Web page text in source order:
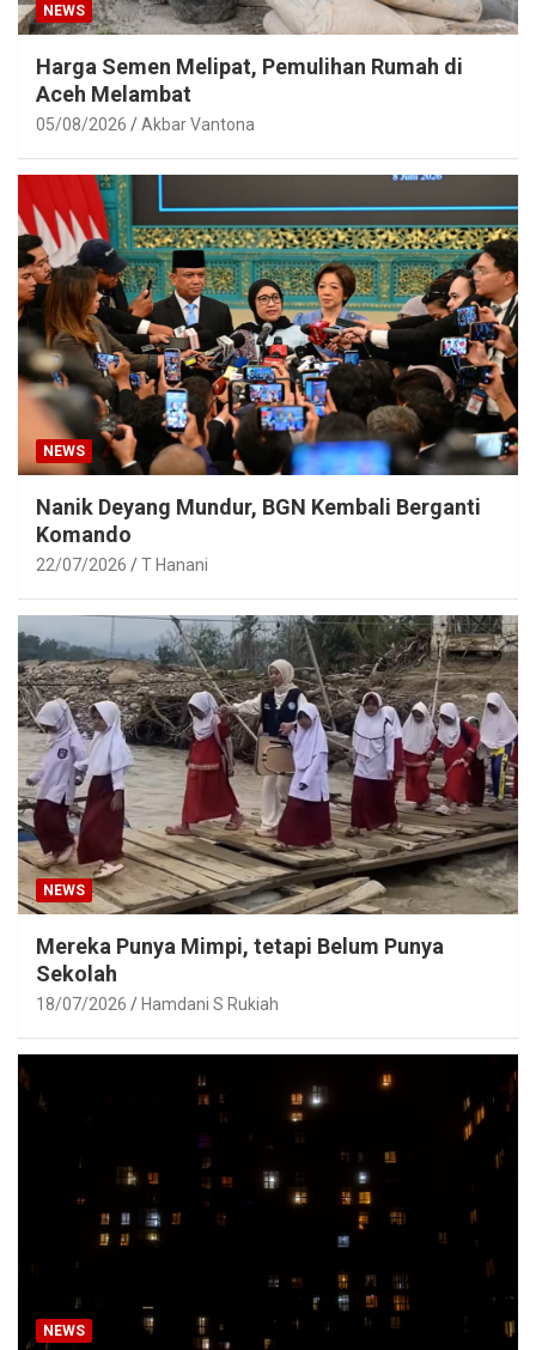
NEWS
Harga Semen Melipat, Pemulihan Rumah di
Aceh Melambat
05/08/2026 Akbar Vantona
NEWS
Nanik Deyang Mundur, BGN Kembali Berganti
Komando
22/07/2026 T Hanani
NEWS
Mereka Punya Mimpi, tetapi Belum Punya
Sekolah
18/07/2026 Hamdani S Rukiah
NEWS